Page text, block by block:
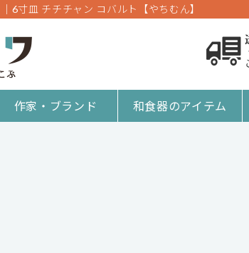
6寸皿 チチチャン コバルト【やちむん】
作家・ブランド 和食器のアイテム